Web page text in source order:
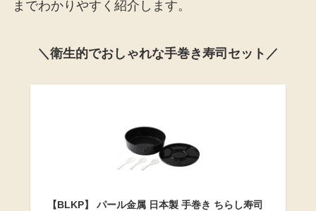
までわかりやすく紹介します。
＼衛生的でおしゃれな手巻き寿司セット／
【BLKP】 パール金属 日本製 手巻き ちらし寿司